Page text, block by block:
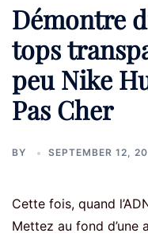
Démontre
tops
peu Nike
Pas Cher
BY SEPTEMBER 12,
Cette fois, quand
Mettez au fond d’une